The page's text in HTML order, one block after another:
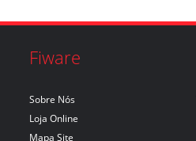
Fiware
Sobre Nós
Loja Online
Mapa Site